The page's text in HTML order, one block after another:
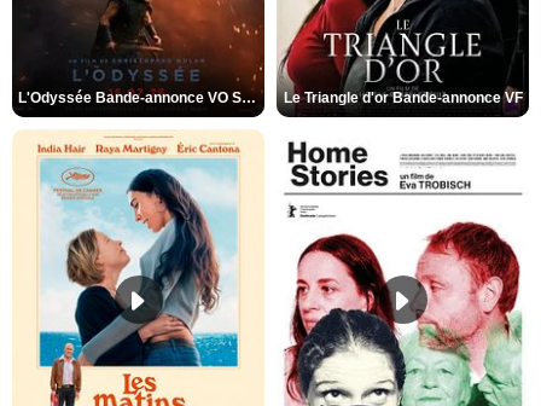
L'Odyssée Bande-annonce VO STFR Le Triangle d'or Bande-annonce VF